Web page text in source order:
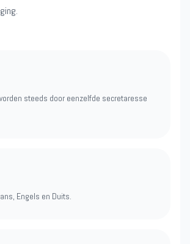
steeds door eenzelfde secretaresse
Engels en Duits.